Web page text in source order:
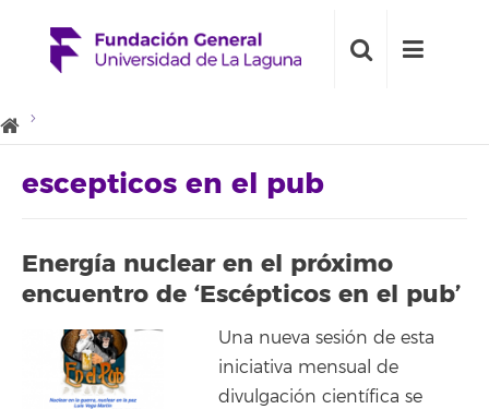
escepticos en el pub
Energía nuclear en el próximo
encuentro de ‘Escépticos en el pub’
Una nueva sesión de esta
iniciativa mensual de
divulgación científica se